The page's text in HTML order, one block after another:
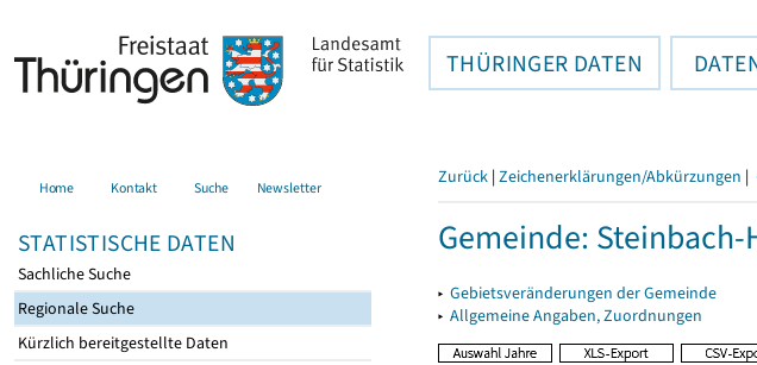
THÜRINGER DATEN
Home Kontakt Suche Newsletter
STATISTISCHE DATEN
Sachliche Suche
Regionale Suche
Kürzlich bereitgestellte Daten
Zurück | Zeichenerklärungen/Abkürzungen |
Gemeinde:
▸ Gebietsveränderungen der Gemeinde
▸ Allgemeine Angaben, Zuordnungen